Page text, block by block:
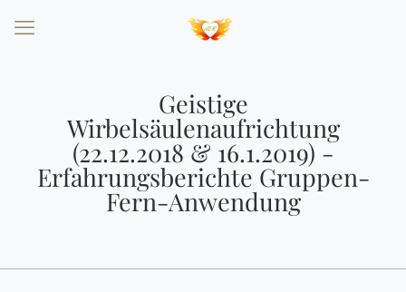
Geistige
Wirbelsäulenaufrichtung
(22.12.2018 & 16.1.2019) -
Erfahrungsberichte Gruppen-
Fern-Anwendung